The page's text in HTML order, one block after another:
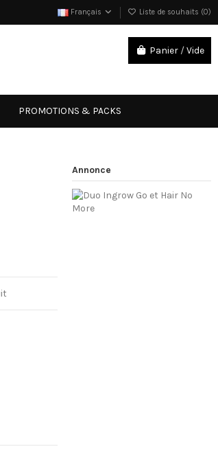
Français Liste de souhaits (0)
Panier /Vide
PROMOTIONS & PACKS
Annonce